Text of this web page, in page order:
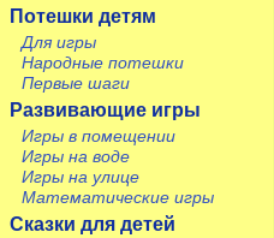
Потешки детям
Для игры
Народные потешки
Первые шаги
Развивающие игры
Игры в помещении
Игры на воде
Игры на улице
Математические игры
Сказки для детей